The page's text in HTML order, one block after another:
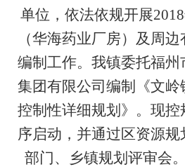
单位，依法依规开展
（华海药业厂房）及周
编制工作。我镇委托福
集团有限公司编制《文
控制性详细规划》。现
序启动，并通过区资源规
部门、乡镇规划评审会